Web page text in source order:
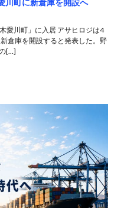
川町に新倉庫を開設へ
愛川町」に入居 アサヒロジは4
倉庫を開設すると発表した。野
[…]